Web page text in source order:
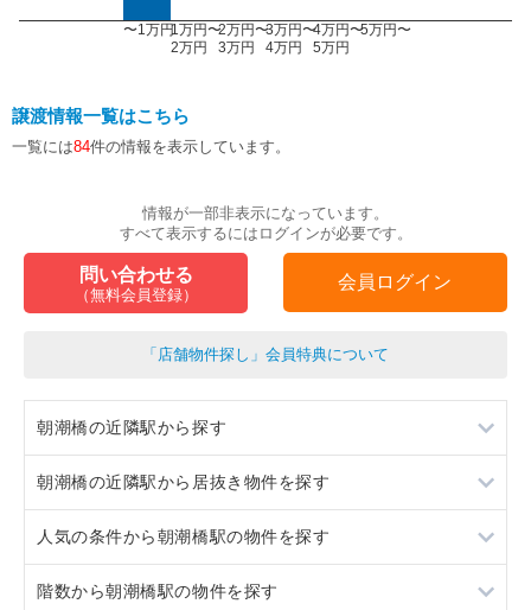
〜1万円1万円〜
2万円
2万円〜
3万円
3万円〜
4万円
4万円〜
5万円
5万円〜
譲渡情報一覧はこちら
一覧には84件の情報を表示しています。
情報が一部非表示になっています。
すべて表示するにはログインが必要です。
問い合わせる
（無料会員登録）
会員ログイン
「店舗物件探し」会員特典について
朝潮橋の近隣駅から探す
弁天町
大阪港
九条
朝潮橋の近隣駅から居抜き物件を探す
弁天町
大阪港
人気の条件から朝潮橋駅の物件を探す
スケルトン
階数から朝潮橋駅の物件を探す